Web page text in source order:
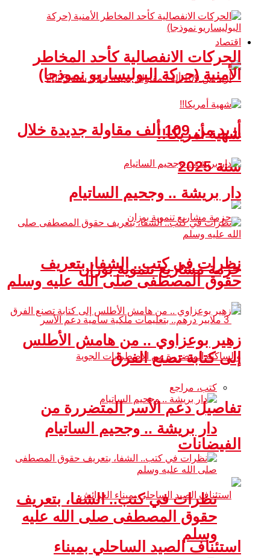
اقتصاد
أزيد من 109 ألف مقاولة جديدة خلال
سنة 2025
حزمة مشاريع تنموية بوزان
تفاصيل دعم الأسر المتضررة من
الفيضانات
استئناف الصيد الساحلي بميناء
الحركات الانفصالية كأحد المخاطر
الأمنية (حركة البوليساريو نموذجا)
شهية أمريكا!!
دار بريشة .. وجحيم الساتيام
نظرات في كتب.. الشفا، بتعريف
حقوق المصطفى صلى الله عليه وسلم
زهير بوعزاوي .. من هامش الأطلس
إلى كتابة تصنع الفرق
كتب، مراجع
دار بريشة .. وجحيم الساتيام
نظرات في كتب.. الشفا، بتعريف
حقوق المصطفى صلى الله عليه
وسلم